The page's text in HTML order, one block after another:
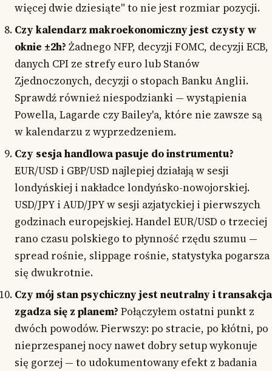
więcej dwie dziesiąte" to nie jest rozmiar pozycji.
Czy kalendarz makroekonomiczny jest czysty w
oknie ±2h? Żadnego NFP, decyzji FOMC, decyzji ECB,
danych CPI ze strefy euro lub Stanów
Zjednoczonych, decyzji o stopach Banku Anglii.
Sprawdź również niespodzianki — wystąpienia
Powella, Lagarde czy Bailey'a, które nie zawsze są
w kalendarzu z wyprzedzeniem.
Czy sesja handlowa pasuje do instrumentu?
EUR/USD i GBP/USD najlepiej działają w sesji
londyńskiej i nakładce londyńsko-nowojorskiej.
USD/JPY i AUD/JPY w sesji azjatyckiej i pierwszych
godzinach europejskiej. Handel EUR/USD o trzeciej
rano czasu polskiego to płynność rzędu szumu —
spread rośnie, slippage rośnie, statystyka pogarsza
się dwukrotnie.
Czy mój stan psychiczny jest neutralny i transakcja
zgadza się z planem? Połączyłem ostatni punkt z
dwóch powodów. Pierwszy: po stracie, po kłótni, po
nieprzespanej nocy nawet dobry setup wykonuje
się gorzej — to udokumentowany efekt z badania